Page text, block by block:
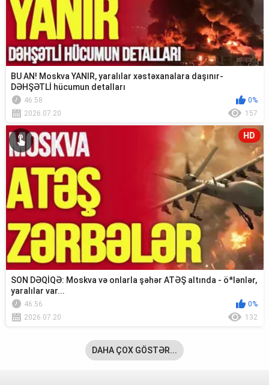
BU AN! Moskva YANIR, yaralılar xəstəxanalara daşınır-
DƏHŞƏTLİ hücumun detalları
46:58
0%
2026.07.20
157
HD
SON DƏQİQƏ: Moskva və onlarla şəhər ATƏŞ altında - ö*lənlər,
yaralılar var...
46:56
0%
2026.07.20
132
DAHA ÇOX GÖSTƏR...